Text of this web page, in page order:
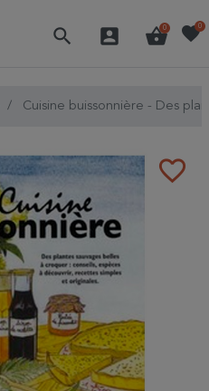
search account_box shopping_basket
0 favorite0
Cuisine buissonnière - Des
favorite_border